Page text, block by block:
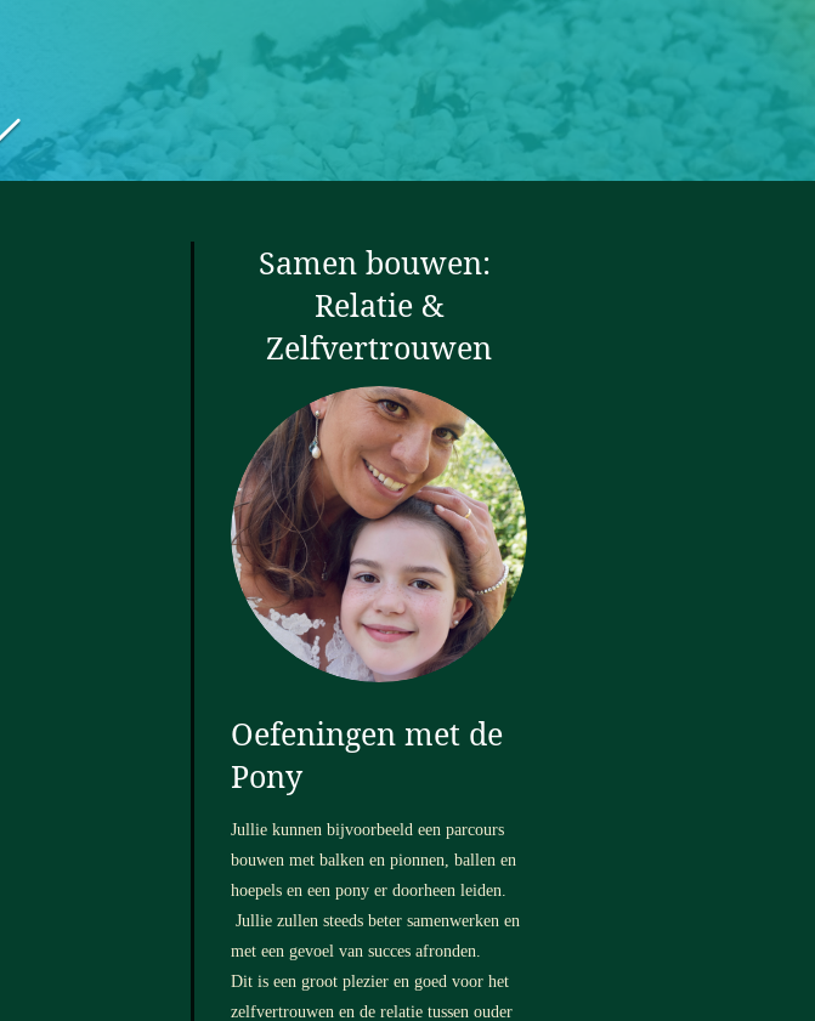
Samen bouwen:
Relatie &
Zelfvertrouwen
Oefeningen met de
Pony
Jullie kunnen bijvoorbeeld een parcours
bouwen met balken en pionnen, ballen en
hoepels en een pony er doorheen leiden.
Jullie zullen steeds beter samenwerken en
met een gevoel van succes afronden.
Dit is een groot plezier en goed voor het
zelfvertrouwen en de relatie tussen ouder